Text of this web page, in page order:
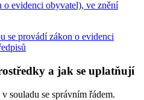
o evidenci obyvatel), ve znění
se provádí zákon o evidenci
a jak se uplatňují
souladu se správním řádem.